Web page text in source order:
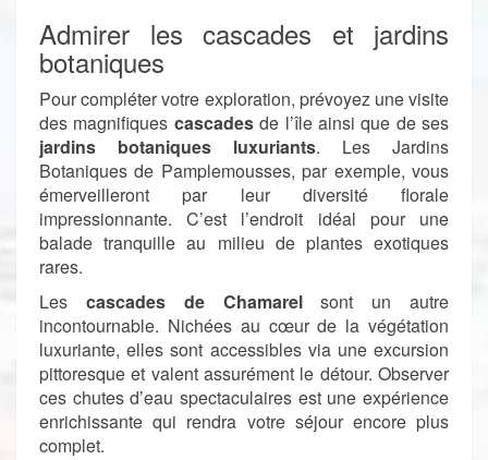
Admirer les cascades et jardins
botaniques
Pour compléter votre exploration, prévoyez une visite
des magnifiques cascadesde l’île ainsi que de ses
jardins botaniques luxuriants. Les Jardins
Botaniques de Pamplemousses, par exemple, vous
émerveilleront par leur diversité florale
impressionnante. C’est l’endroit idéal pour une
balade tranquille au milieu de plantes exotiques
rares.
Les cascades de Chamarelsont un autre
incontournable. Nichées au cœur de la végétation
luxuriante, elles sont accessibles via une excursion
pittoresque et valent assurément le détour. Observer
ces chutes d’eau spectaculaires est une expérience
enrichissante qui rendra votre séjour encore plus
complet.